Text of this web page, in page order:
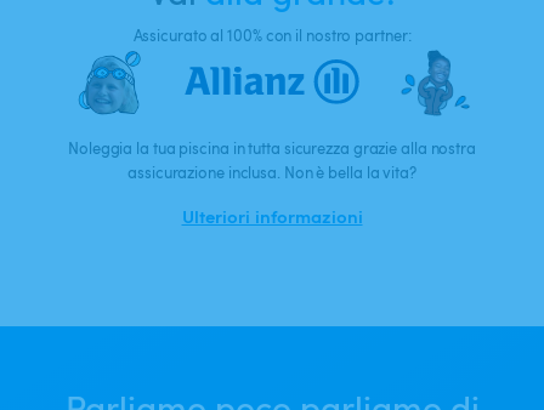
Assicurato al 100% con il nostro partner:
Noleggia la tua piscina in tutta sicurezza grazie alla nostra
assicurazione inclusa. Non è bella la vita?
Ulteriori informazioni